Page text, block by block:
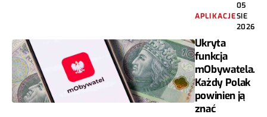
APLIKACJE
05
SIE
2026
Ukryta
funkcja
mObywatela.
Każdy Polak
powinien ją
znać